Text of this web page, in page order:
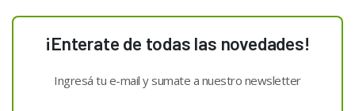
¡Enterate de todas las novedades!
Ingresá tu e-mail y sumate a nuestro newsletter